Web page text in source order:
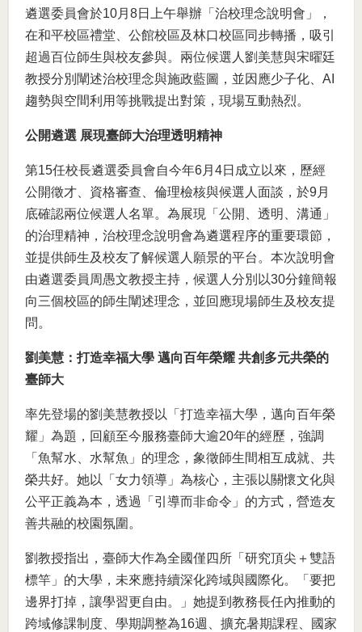
遴選委員會於10月8日上午舉辦「治校理念說明會」，
在和平校區禮堂、公館校區及林口校區同步轉播，吸引
超過百位師生與校友參與。兩位候選人劉美慧與宋曜廷
教授分別闡述治校理念與施政藍圖，並因應少子化、AI
趨勢與空間利用等挑戰提出對策，現場互動熱烈。
公開遴選 展現臺師大治理透明精神
第15任校長遴選委員會自今年6月4日成立以來，歷經
公開徵才、資格審查、倫理檢核與候選人面談，於9月
底確認兩位候選人名單。為展現「公開、透明、溝通」
的治理精神，治校理念說明會為遴選程序的重要環節，
並提供師生及校友了解候選人願景的平台。本次說明會
由遴選委員周愚文教授主持，候選人分別以30分鐘簡報
向三個校區的師生闡述理念，並回應現場師生及校友提
問。
劉美慧：打造幸福大學 邁向百年榮耀 共創多元共榮的
臺師大
率先登場的劉美慧教授以「打造幸福大學，邁向百年榮
耀」為題，回顧至今服務臺師大逾20年的經歷，強調
「魚幫水、水幫魚」的理念，象徵師生間相互成就、共
榮共好。她以「女力領導」為核心，主張以關懷文化與
公平正義為本，透過「引導而非命令」的方式，營造友
善共融的校園氛圍。
劉教授指出，臺師大作為全國僅四所「研究頂尖＋雙語
標竿」的大學，未來應持續深化跨域與國際化。「要把
邊界打掉，讓學習更自由。」她提到教務長任內推動的
跨域修課制度、學期調整為16週、擴充暑期課程、國家